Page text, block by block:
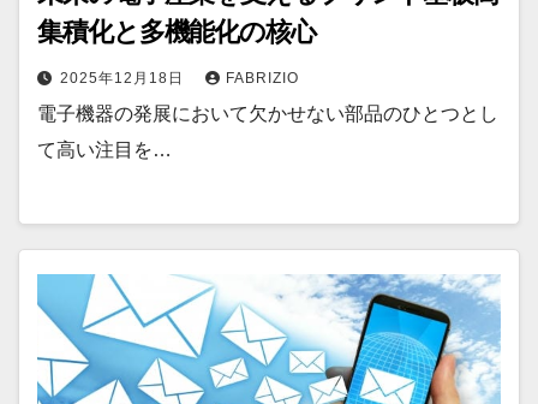
集積化と多機能化の核心
2025年12月18日 FABRIZIO
電子機器の発展において欠かせない部品のひとつとし
て高い注目を…